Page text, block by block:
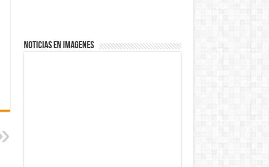
NOTICIAS EN IMAGENES